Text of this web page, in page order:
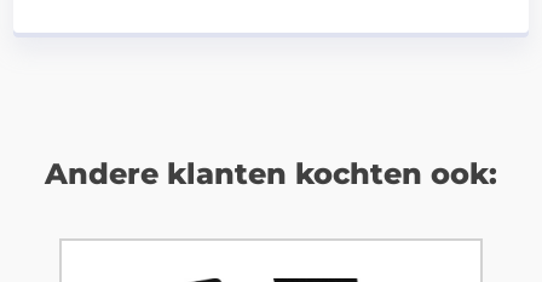
Andere klanten kochten ook: